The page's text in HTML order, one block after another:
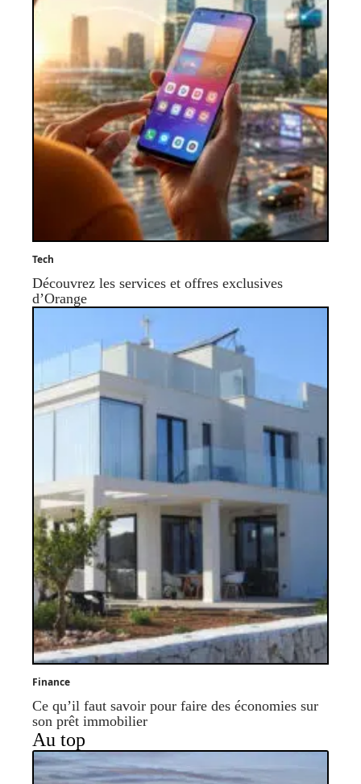
Tech
Découvrez les services et offres exclusives
d’Orange
Finance
Ce qu’il faut savoir pour faire des économies sur
son prêt immobilier
Au top